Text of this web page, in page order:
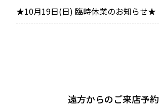
★10月19日(日) 臨時休業のお知らせ★
遠方からのご来店予約